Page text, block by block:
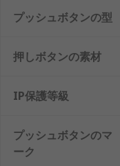
プッシュボタンの型
押しボタンの素材
IP保護等級
プッシュボタンのマ
ーク